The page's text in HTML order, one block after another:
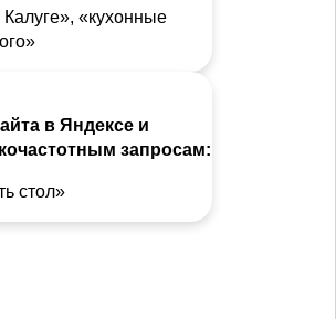
«кухонные
в Яндексе и
запросам:
стол»